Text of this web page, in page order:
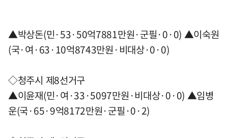
▲박상돈(민·53·50억7881만원·군필·0·0) ▲이숙원
(국·여·63·10억8743만원·비대상·0·0)
◇청주시 제8선거구
▲이윤재(민·여·33·5097만원·비대상·0·0) ▲임병
운(국·65·9억8172만원·군필·0·2)